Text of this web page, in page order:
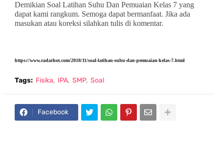
Demikian Soal Latihan Suhu Dan Pemuaian Kelas 7 yang
dapat kami rangkum. Semoga dapat bermanfaat. Jika ada
masukan atau koreksi silahkan tulis di komentar.
https://www.radarhot.com/2018/11/soal-latihan-suhu-dan-pemuaian-kelas-7.html
Tags: Fisika IPA SMP Soal
Facebook